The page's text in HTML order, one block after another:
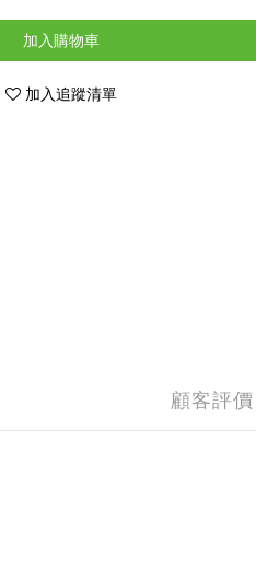
加入購物車
加入追蹤清單
顧客評價